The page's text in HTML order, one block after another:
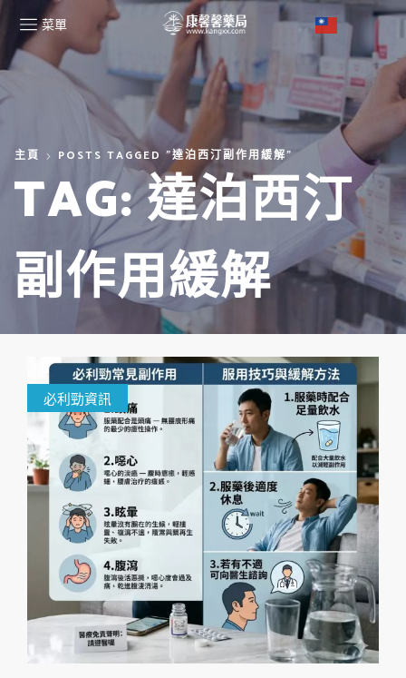
菜單
主頁 POSTS TAGGED "達泊西汀副作用緩解"
TAG: 達泊西汀
副作用緩解
必利勁資訊